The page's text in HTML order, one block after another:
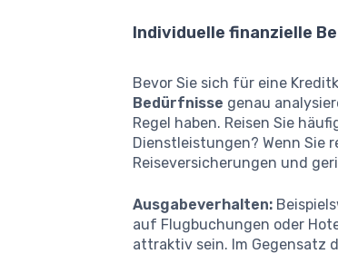
Individuelle finanzielle
Bevor Sie sich für eine
Bedürfnisse genau
Regel haben. Reisen Sie
Dienstleistungen? Wenn Sie
Reiseversicherungen und
Ausgabeverhalten:
auf Flugbuchungen oder
attraktiv sein. Im Gegensatz